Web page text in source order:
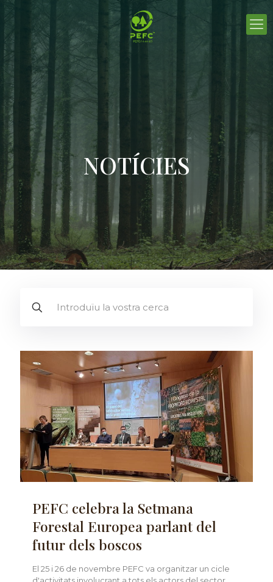
NOTÍCIES
PEFC celebra la Setmana
Forestal Europea parlant del
futur dels boscos
El 25 i 26 de novembre PEFC va organitzar un cicle